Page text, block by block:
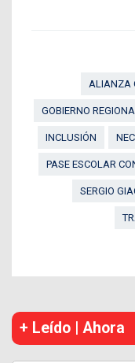
ALIANZA
GOBIERNO
INCLUSIÓN
PASE ESCOLAR
SERGIO
+ Leído | Ahora